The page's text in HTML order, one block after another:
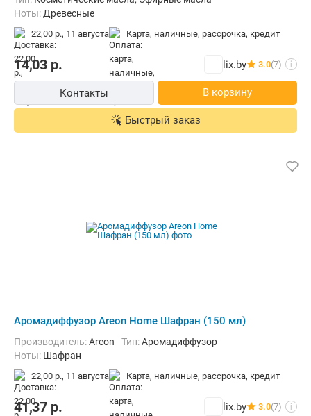
Ноты: Древесные
22,00 р., 11 августа карта, наличные, рассрочка, кредит
14,03 р. lix.by 3.0(7) i
Контакты В корзину
Быстрый заказ
Аромадиффузор Areon Home Шафран (150 мл)
Производитель:Areon Тип:Аромадиффузор
Ноты: Шафран
22,00 р., 11 августа карта, наличные, рассрочка, кредит
41,37 р. lix.by 3.0(7) i